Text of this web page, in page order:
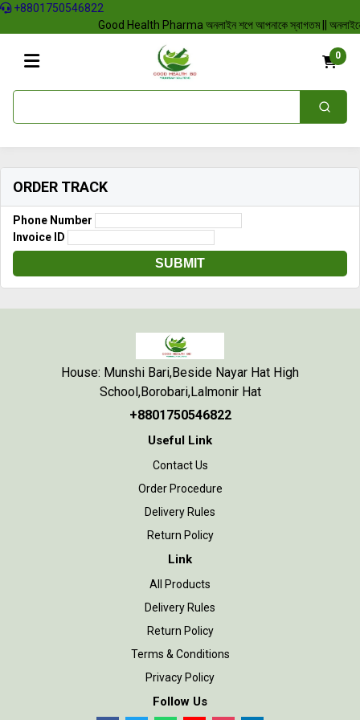
+8801750546822
Good Health Pharma অনলাইন শপে আপনাকে স্বাগতম || অনলাইনে আস্থা ও
0
ORDER TRACK
Phone Number
Invoice ID
SUBMIT
House: Munshi Bari,Beside Nayar Hat High
School,Borobari,Lalmonir Hat
+8801750546822
Useful Link
Contact Us
Order Procedure
Delivery Rules
Return Policy
Link
All Products
Delivery Rules
Return Policy
Terms & Conditions
Privacy Policy
Follow Us